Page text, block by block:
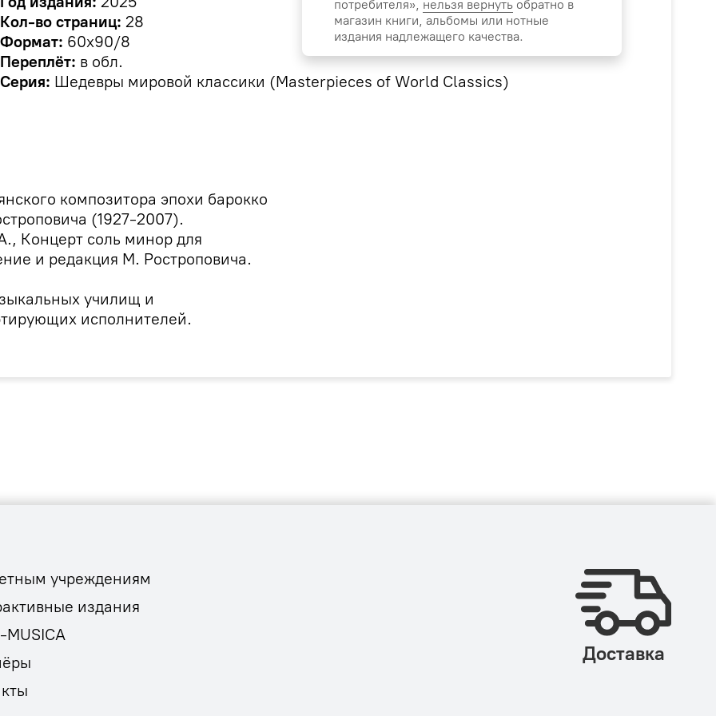
Кол-во страниц: 28
Формат: 60х90/8
Переплёт: в обл.
Серия: Шедевры мировой классики (Masterpieces of World Classics)
потребителя», нельзя вернуть обратно в
магазин книги, альбомы или нотные
издания надлежащего качества.
композитора эпохи барокко
(1927-2007).
Концерт соль минор для
и редакция М. Ростроповича.
училищ и
исполнителей.
учреждениям
издания
Доставка